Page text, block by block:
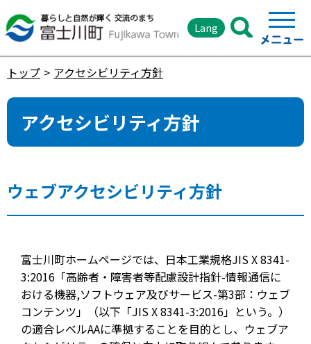
Lang
トップ アクセシビリティ方針
アクセシビリティ方針
ウェブアクセシビリティ方針
富士川町ホームページでは、日本工業規格JIS X 8341-
3:2016「高齢者・障害者等配慮設計指針-情報通信に
おける機器,ソフトウェア及びサービス-第3部：ウェブ
コンテンツ」（以下「JIS X 8341-3:2016」という。）
の適合レベルAAに準拠することを目的とし、ウェブア